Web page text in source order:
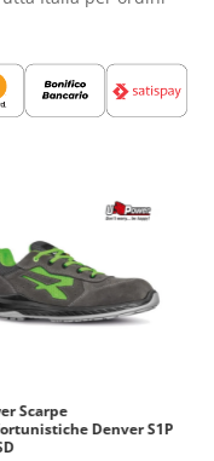
Scarpe
Denver S1P